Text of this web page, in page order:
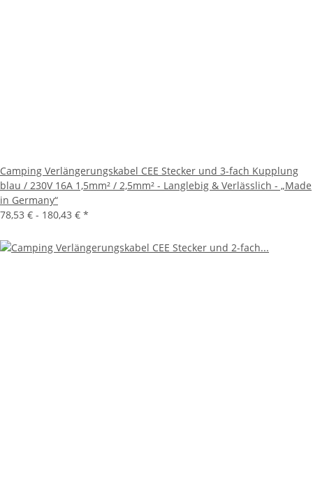
Camping Verlängerungskabel CEE Stecker und 3-fach Kupplung
blau / 230V 16A 1,5mm² / 2,5mm² - Langlebig & Verlässlich - „Made
in Germany“
78,53 € - 180,43 € *